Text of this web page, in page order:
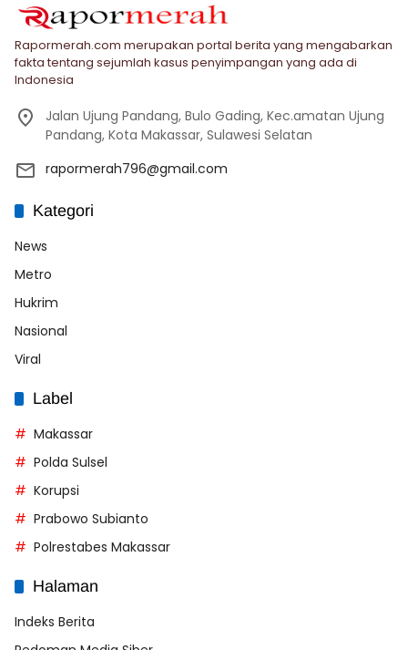
Rapormerah.com merupakan portal berita yang mengabarkan
fakta tentang sejumlah kasus penyimpangan yang ada di
Indonesia
Jalan Ujung Pandang, Bulo Gading, Kec.amatan Ujung
Pandang, Kota Makassar, Sulawesi Selatan
rapormerah796@gmail.com
Kategori
News
Metro
Hukrim
Nasional
Viral
Label
Makassar
Polda Sulsel
Korupsi
Prabowo Subianto
Polrestabes Makassar
Halaman
Indeks Berita